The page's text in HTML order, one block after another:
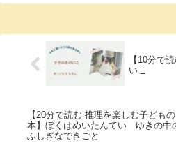
【10分で
いこ
【20分で読む 推理を楽しむ子どもの
本】ぼくはめいたんてい ゆきの中
ふしぎなできごと